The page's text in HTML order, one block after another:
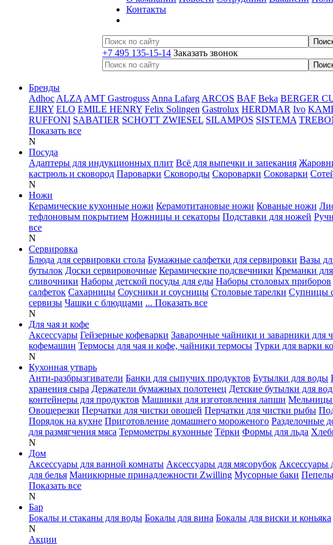
Контакты
+7 495 135-15-14 Заказать звонок
Бренды
Adhoc ALZA AMT Gastroguss Anna Lafarg ARCOS BAF Beka BERGER
EJIRY ELO EMILE HENRY Felix Solingen Gastrolux HERDMAR Ivo
RUFFONI SABATIER SCHOTT ZWIESEL SILAMPOS SISTEMA
Показать все
N
Посуда
Адаптеры для индукционных плит Всё для выпечки и запекания
кастрюль и сковород Пароварки Сковороды Скороварки Соковарки
N
Ножи
Керамические кухонные ножи Керамотитановые ножи Кованые ножи
тефлоновым покрытием Ножницы и секаторы Подставки для ножей
все
N
Сервировка
Блюда для сервировки стола Бумажные салфетки для сервировки Вазы
бутылок Доски сервировочные Керамические подсвечники Креманки для
сливочники Наборы детской посуды для еды Наборы столовых приборов
салфеток Сахарницы Соусники и соусницы Столовые тарелки Супницы
сервизы Чашки с блюдцами ... Показать все
N
Для чая и кофе
Аксессуары Гейзерные кофеварки Заварочные чайники и заварники для
кофемашин Термосы для чая и кофе, чайники термосы Турки для варки
N
Кухонная утварь
Анти-разбрызгиватели Банки для сыпучих продуктов Бутылки для воды
хранения сыра Держатели бумажных полотенец Детские бутылки для
контейнеры для продуктов Машинки для изготовления лапши Мельницы
Овощерезки Перчатки для чистки овощей Перчатки для чистки рыбы
Порядок на кухне Приготовление домашнего мороженого Разделочные
для размягчения мяса Термометры кухонные Тёрки Формы для льда
N
Дом
Аксессуары для ванной комнаты Аксессуары для мясорубок Аксессуары
для белья Маникюрные принадлежности Zwilling Мусорные баки
Показать все
N
Бар
Бокалы и стаканы для воды Бокалы для вина Бокалы для виски и коньяка
N
Акции